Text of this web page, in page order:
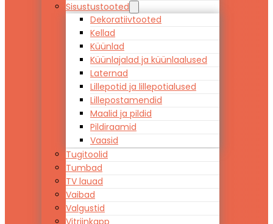
Sisustustooted
Dekoratiivtooted
Kellad
Küünlad
Küünlajalad ja küünlaalused
Laternad
Lillepotid ja lillepotialused
Lillepostamendid
Maalid ja pildid
Pildiraamid
Vaasid
Tugitoolid
Tumbad
TV lauad
Vaibad
Valgustid
Vitriinkapp